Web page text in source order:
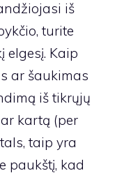
iš
turite
elgesį. Kaip
ar šaukimas
iš tikrųjų
kartą (per
taip yra
paukštį, kad